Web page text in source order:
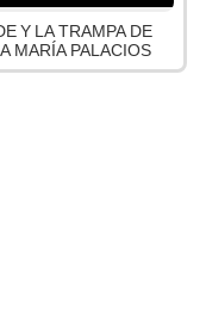
Y LA TRAMPA DE
MARÍA PALACIOS